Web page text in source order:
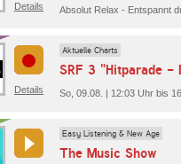
Details Absolut Relax - Entspannt
Details
Aktuelle Charts
SRF 3 "Hitparade -
So, 09.08. | 12:03 Uhr bis
Easy Listening & New Age
The Music Show